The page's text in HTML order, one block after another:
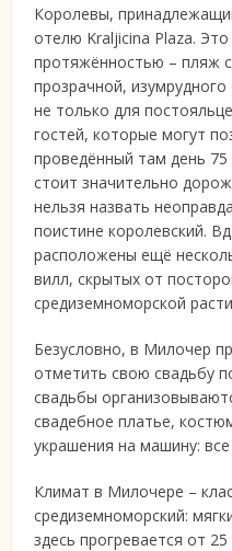
Королевы,
отелю Kraljicina Plaza.
протяжённостью – пляж
прозрачной,
не только для
гостей, которые могут
проведённый там день
стоит значительно
нельзя назвать
поистине королевский.
расположены ещё
вилл, скрытых от
средиземноморской
Безусловно, в Милочер
отметить свою свадьбу
свадьбы
свадебное платье,
украшения на машину:
Климат в Милочере –
средиземноморский:
здесь прогревается от